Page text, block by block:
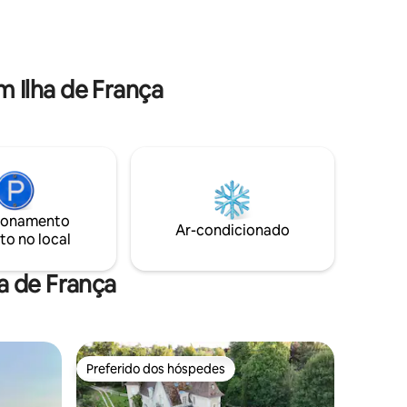
para
Ilha de França
no local
Ar-condicionado
de França
hóspedes Preferido dos hóspedes
Preferido dos hóspedes